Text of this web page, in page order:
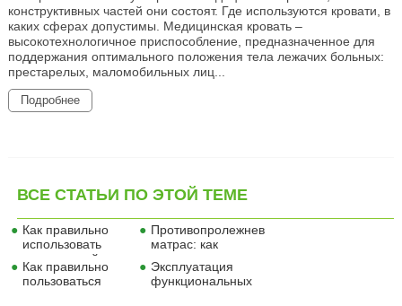
конструктивных частей они состоят. Где используются кровати, в
каких сферах допустимы. Медицинская кровать –
высокотехнологичное приспособление, предназначенное для
поддержания оптимального положения тела лежачих больных:
престарелых, маломобильных лиц...
Подробнее
ВСЕ СТАТЬИ ПО ЭТОЙ ТЕМЕ
Как правильно
использовать
электронный
термометр
Как правильно
пользоваться
Противопролежневый
матрас: как
Эксплуатация
функциональных